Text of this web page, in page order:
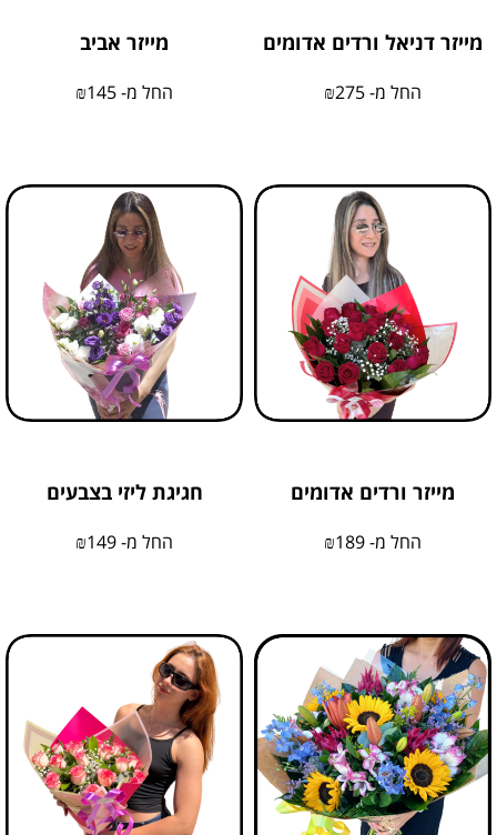
מייזר דניאל ורדים אדומים
החל מ- ₪275
מייזר אביב
החל מ- ₪145
מייזר ורדים אדומים
החל מ- ₪189
חגיגת ליזי בצבעים
החל מ- ₪149